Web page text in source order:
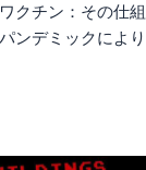
クチン：その仕
ンデミックによ